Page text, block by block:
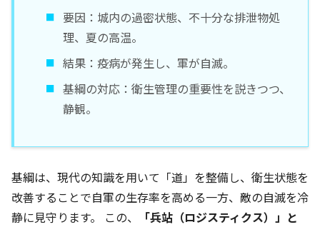
要因：城内の過密状態、不十分な排泄物処
理、夏の高温。
結果：疫病が発生し、軍が自滅。
基綱の対応：衛生管理の重要性を説きつつ、
静観。
基綱は、現代の知識を用いて「道」を整備し、衛生状態を
改善することで自軍の生存率を高める一方、敵の自滅を冷
静に見守ります。 この、
「兵站（ロジスティクス）」と